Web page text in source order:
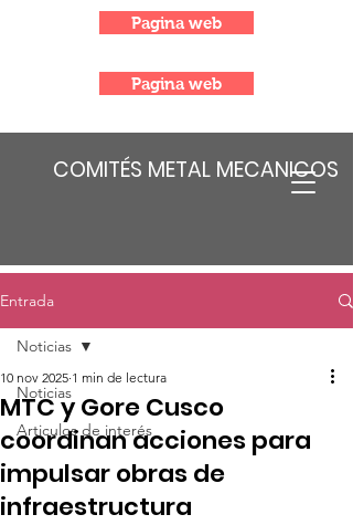
COMITÉS METAL MECANICOS
Pagina web
Pagina web
Entrada
Noticias
Articulos de interés
Noticias
MTC y Gore Cusco
coordinan acciones para
impulsar obras de
infraestructura
10 nov 2025 1 min de lectura